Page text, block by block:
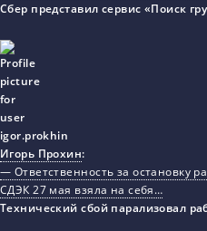
Сбер представил сервис «Поиск
Игорь Прохин:
— Ответственность за остановку
СДЭК 27 мая взяла на себя…
Технический сбой парализовал